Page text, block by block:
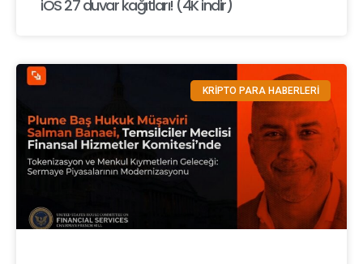
iOS 27 duvar kağıtları! (4K indir)
KRİPTO PARA HABERLERİ